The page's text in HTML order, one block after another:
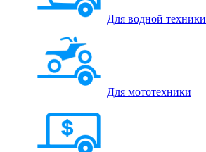
Для водной техники
Для мототехники